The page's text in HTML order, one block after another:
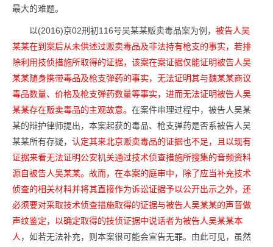
最大的难题。
以(2016)京02刑初116号吴某某贩卖毒品案为例， 被告人吴
某某在到案后从未供述过贩卖毒品及非法持有枪支的事实，若排
除利用技侦措施所取得的证据，该案在案证据仅能证明被告人吴
某某随身携带毒品及枪支弹药的事实，无法证明其与魏某某商议
毒品数量、价格及枪支弹药数量等事实，进而无法证明被告人吴
某某存在贩卖毒品的主观故意。 在案件审理过程中，被告人吴某
某的辩护律师提出，本案起获的毒品、枪支弹药是否系被告人吴
某某所有存疑， 认定其来北京贩卖毒品的证据也不足，且以现有
证据来看无法证明公安机关通过技术侦查措施所搜集的音频资料
源自被告人吴某某。故而，在本案的庭审中，除了应当补充技术
侦查的相关材料并将其直接作为诉讼证据予以公开出示之外，还
必须要对采取技术侦查措施取得的证据与被告人吴某某的声音做
声纹鉴定，以确定取得的技侦证据中说话者为被告人吴某某本
人 ，如若无法补充，则本案很可能会宣告无罪。由此可见，虽然